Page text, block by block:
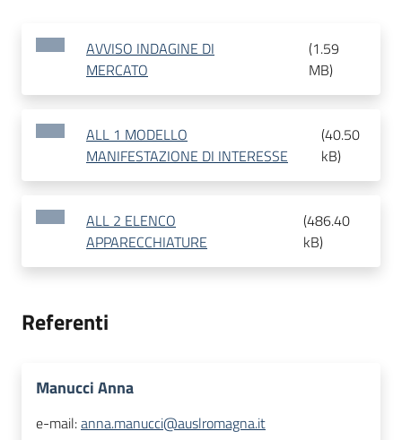
AVVISO INDAGINE DI
MERCATO
(1.59
MB)
ALL 1 MODELLO
MANIFESTAZIONE DI INTERESSE
(40.50
kB)
ALL 2 ELENCO
APPARECCHIATURE
(486.40
kB)
Referenti
Manucci Anna
e-mail:anna.manucci@auslromagna.it